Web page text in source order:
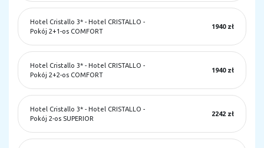
Hotel Cristallo 3* - Hotel CRISTALLO -
Pokój 2+1-os COMFORT
1940 zł
Hotel Cristallo 3* - Hotel CRISTALLO -
Pokój 2+2-os COMFORT
1940 zł
Hotel Cristallo 3* - Hotel CRISTALLO -
Pokój 2-os SUPERIOR
2242 zł